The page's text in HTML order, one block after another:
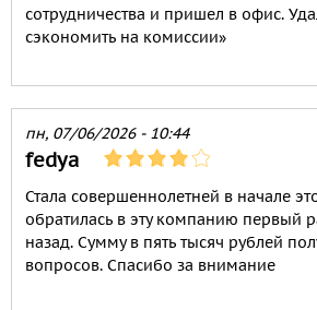
сотрудничества и пришел в офис.
сэкономить на комиссии»
пн, 07/06/2026 - 10:44
fedya
Стала совершеннолетней в начале
обратилась в эту компанию первый
назад. Сумму в пять тысяч рублей
вопросов. Спасибо за внимание